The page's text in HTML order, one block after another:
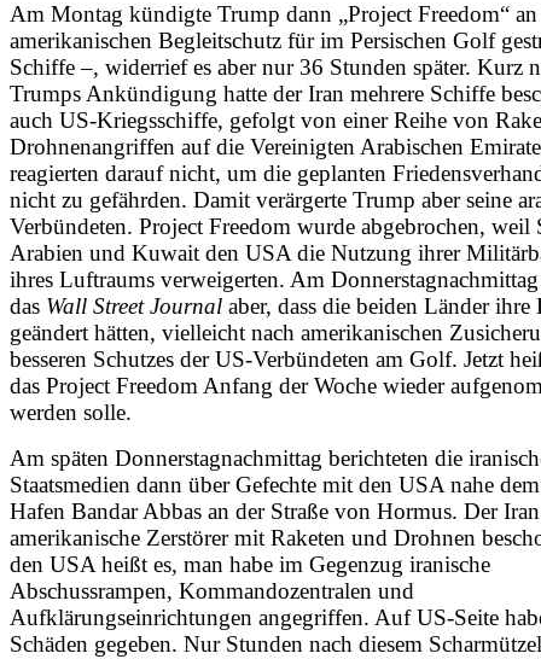
Am Montag kündigte Trump dann „Project Freedom“
amerikanischen Begleitschutz für im Persischen Golf
Schiffe –, widerrief es aber nur 36 Stunden später. Kurz
Trumps Ankündigung hatte der Iran mehrere Schiffe
auch US-Kriegsschiffe, gefolgt von einer Reihe von
Drohnenangriffen auf die Vereinigten Arabischen
reagierten darauf nicht, um die geplanten
nicht zu gefährden. Damit verärgerte Trump aber seine
Verbündeten. Project Freedom wurde abgebrochen, weil
Arabien und Kuwait den USA die Nutzung ihrer
ihres Luftraums verweigerten. Am
das Wall Street Journal aber, dass die beiden Länder ihre
geändert hätten, vielleicht nach amerikanischen
besseren Schutzes der US-Verbündeten am Golf. Jetzt
das Project Freedom Anfang der Woche wieder
werden solle.
Am späten Donnerstagnachmittag berichteten die
Staatsmedien dann über Gefechte mit den USA nahe
Hafen Bandar Abbas an der Straße von Hormus. Der
amerikanische Zerstörer mit Raketen und Drohnen
den USA heißt es, man habe im Gegenzug iranische
Abschussrampen, Kommandozentralen und
Aufklärungseinrichtungen angegriffen. Auf US-Seite
Schäden gegeben. Nur Stunden nach diesem